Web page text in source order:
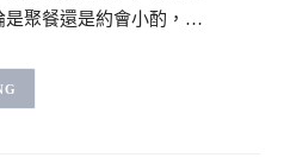
是聚餐還是約會小酌，…